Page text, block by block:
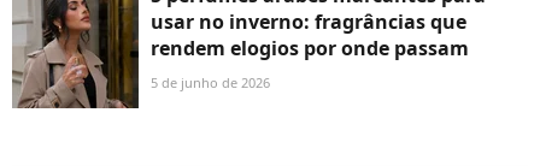
usar no inverno: fragrâncias que
rendem elogios por onde passam
5 de junho de 2026